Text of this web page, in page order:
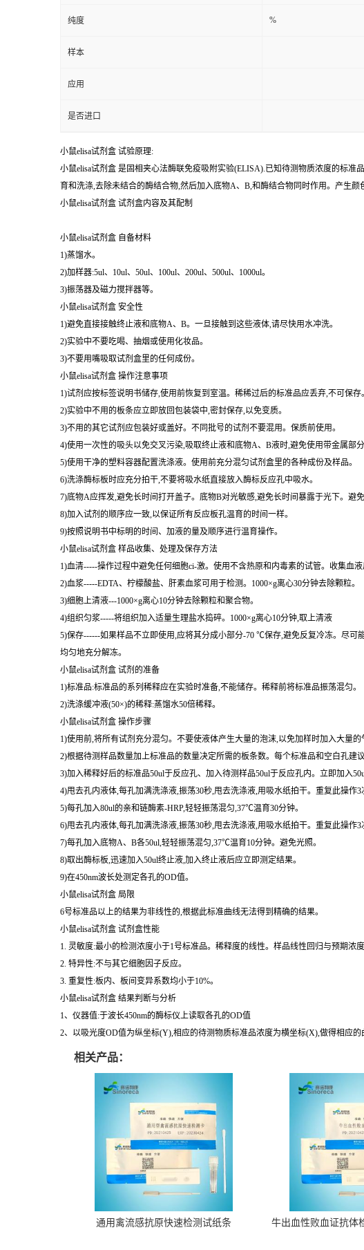
样本
应用
是否进口
小鼠elisa试剂盒 试验原理:
育和洗涤,去除未结合的酶结合物,然后加入底物A、B,和酶结合物同时作用。产生颜
小鼠elisa试剂盒 试剂盒内容及其配制
小鼠elisa试剂盒 自备材料
2)加样器:5ul、10ul、50ul、100ul、200ul、500ul、1000ul。
3)振荡器及磁力搅拌器等。
小鼠elisa试剂盒 安全性
1)避免直接接触终止液和底物A、B。一旦接触到这些液体,请尽快用水冲洗。
2)实验中不要吃喝、抽烟或使用化妆品。
3)不要用嘴吸取试剂盒里的任何成份。
小鼠elisa试剂盒 操作注意事项
1)试剂应按标签说明书储存,使用前恢复到室温。稀稀过后的标准品应丢弃,不可保存。
2)实验中不用的板条应立即放回包装袋中,密封保存,以免变质。
3)不用的其它试剂应包装好或盖好。不同批号的试剂不要混用。保质前使用。
4)使用一次性的吸头以免交叉污染,吸取终止液和底物A、B液时,避免使用带金属部分
5)使用干净的塑料容器配置洗涤液。使用前充分混匀试剂盒里的各种成份及样品。
6)洗涤酶标板时应充分拍干,不要将吸水纸直接放入酶标反应孔中吸水。
7)底物A应挥发,避免长时间打开盖子。底物B对光敏感,避免长时间暴露于光下。避
8)加入试剂的顺序应一致,以保证所有反应板孔温育的时间一样。
9)按照说明书中标明的时间、加液的量及顺序进行温育操作。
小鼠elisa试剂盒 样品收集、处理及保存方法
1)血清-----操作过程中避免任何细胞ci-激。使用不含热原和内毒素的试管。收集血
2)血浆-----EDTA、柠檬酸盐、肝素血浆可用于检测。1000×g离心30分钟去除颗粒。
3)细胞上清液---1000×g离心10分钟去除颗粒和聚合物。
4)组织匀浆-----将组织加入适量生理盐水捣碎。1000×g离心10分钟,取上清液
5)保存------如果样品不立即使用,应将其分成小部分-70 ℃保存,避免反复冷冻。尽
均匀地充分解冻。
小鼠elisa试剂盒 试剂的准备
1)标准品:标准品的系列稀释应在实验时准备,不能储存。稀释前将标准品振荡混匀。
2)洗涤缓冲液(50×)的稀释:蒸馏水50倍稀释。
小鼠elisa试剂盒 操作步骤
1)使用前,将所有试剂充分混匀。不要使液体产生大量的泡沫,以免加样时加入大量的
2)根据待测样品数量加上标准品的数量决定所需的板条数。每个标准品和空白孔建
3)加入稀释好后的标准品50ul于反应孔、加入待测样品50ul于反应孔内。立即加入
4)甩去孔内液体,每孔加满洗涤液,振荡30秒,甩去洗涤液,用吸水纸拍干。重复此操作
5)每孔加入80ul的亲和链酶素-HRP,轻轻振荡混匀,37℃温育30分钟。
6)甩去孔内液体,每孔加满洗涤液,振荡30秒,甩去洗涤液,用吸水纸拍干。重复此操作
7)每孔加入底物A、B各50ul,轻轻振荡混匀,37℃温育10分钟。避免光照。
8)取出酶标板,迅速加入50ul终止液,加入终止液后应立即测定结果。
9)在450nm波长处测定各孔的OD值。
小鼠elisa试剂盒 局限
6号标准品以上的结果为非线性的,根据此标准曲线无法得到精确的结果。
小鼠elisa试剂盒 试剂盒性能
1. 灵敏度:最小的检测浓度小于1号标准品。稀释度的线性。样品线性回归与预期浓度
2. 特异性:不与其它细胞因子反应。
3. 重复性:板内、板间变异系数均小于10%。
小鼠elisa试剂盒 结果判断与分析
1、仪器值:于波长450nm的酶标仪上读取各孔的OD值
2、以吸光度OD值为纵坐标(Y),相应的待测物质标准品浓度为横坐标(X),做得相应
通用禽流感抗原快速检测试纸条
牛出血性败血证抗体